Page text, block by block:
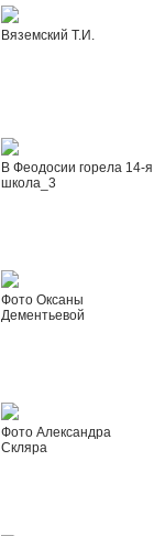
Вяземский Т.И.
В Феодосии горела 14-я
школа_3
Фото Оксаны
Дементьевой
Фото Александра
Скляра